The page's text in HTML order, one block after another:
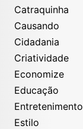
Catraquinha
Causando
Cidadania
Criatividade
Economize
Educação
Entretenimento
Estilo